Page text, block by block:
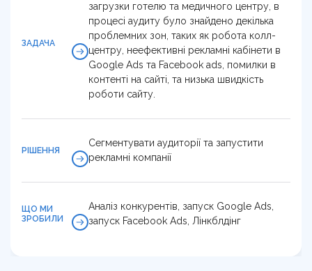
ЗАДАЧА
загрузки готелю та медичного центру, в
процесі аудиту було знайдено декілька
проблемних зон, таких як робота колл-
центру, неефективні рекламні кабінети в
Google Ads та Facebook ads, помилки в
контенті на сайті, та низька швидкість
роботи сайту.
РІШЕННЯ
Сегментувати аудиторії та запустити
рекламні компанії
ЩО МИ
ЗРОБИЛИ
Аналіз конкурентів, запуск Google Ads,
запуск Facebook Ads, Лінкблдінг